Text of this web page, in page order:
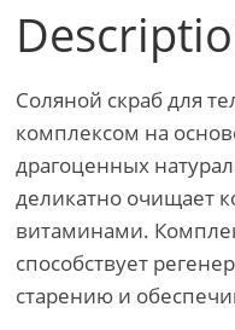
Соляной скраб для
комплексом на
драгоценных
деликатно очищает
витаминами.
способствует
старению и